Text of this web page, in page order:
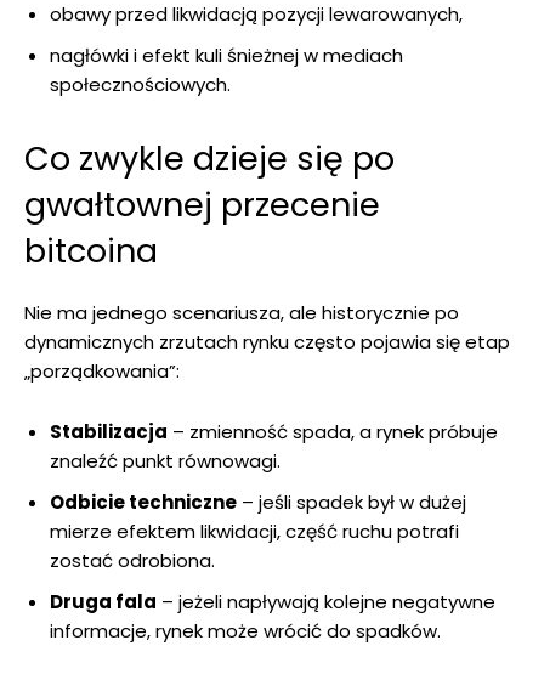
obawy przed likwidacją pozycji lewarowanych,
nagłówki i efekt kuli śnieżnej w mediach
społecznościowych.
Co zwykle dzieje się po
gwałtownej przecenie
bitcoina
Nie ma jednego scenariusza, ale historycznie po
dynamicznych zrzutach rynku często pojawia się etap
„porządkowania”:
Stabilizacja – zmienność spada, a rynek próbuje
znaleźć punkt równowagi.
Odbicie techniczne – jeśli spadek był w dużej
mierze efektem likwidacji, część ruchu potrafi
zostać odrobiona.
Druga fala – jeżeli napływają kolejne negatywne
informacje, rynek może wrócić do spadków.